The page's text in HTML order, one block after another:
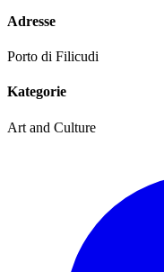
Adresse
Porto di Filicudi
Kategorie
Art and Culture